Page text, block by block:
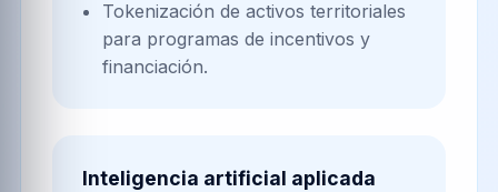
Tokenización de activos territoriales
para programas de incentivos y
financiación.
Inteligencia artificial aplicada